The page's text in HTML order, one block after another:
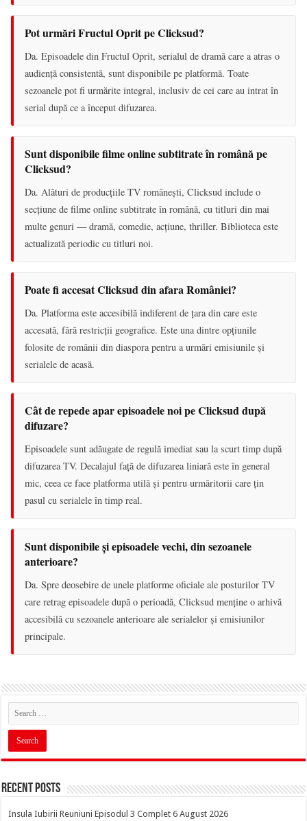
Pot urmări Fructul Oprit pe Clicksud?
Da. Episoadele din Fructul Oprit, serialul de dramă care a atras o
audiență consistentă, sunt disponibile pe platformă. Toate
sezoanele pot fi urmărite integral, inclusiv de cei care au intrat în
serial după ce a început difuzarea.
Sunt disponibile filme online subtitrate în română pe
Clicksud?
Da. Alături de producțiile TV românești, Clicksud include o
secțiune de filme online subtitrate în română, cu titluri din mai
multe genuri — dramă, comedie, acțiune, thriller. Biblioteca este
actualizată periodic cu titluri noi.
Poate fi accesat Clicksud din afara României?
Da. Platforma este accesibilă indiferent de țara din care este
accesată, fără restricții geografice. Este una dintre opțiunile
folosite de românii din diaspora pentru a urmări emisiunile și
serialele de acasă.
Cât de repede apar episoadele noi pe Clicksud după
difuzare?
Episoadele sunt adăugate de regulă imediat sau la scurt timp după
difuzarea TV. Decalajul față de difuzarea liniară este în general
mic, ceea ce face platforma utilă și pentru urmăritorii care țin
pasul cu serialele în timp real.
Sunt disponibile și episoadele vechi, din sezoanele
anterioare?
Da. Spre deosebire de unele platforme oficiale ale posturilor TV
care retrag episoadele după o perioadă, Clicksud menține o arhivă
accesibilă cu sezoanele anterioare ale serialelor și emisiunilor
principale.
Recent Posts
Insula Iubirii Reuniuni Episodul 3 Complet 6 August 2026